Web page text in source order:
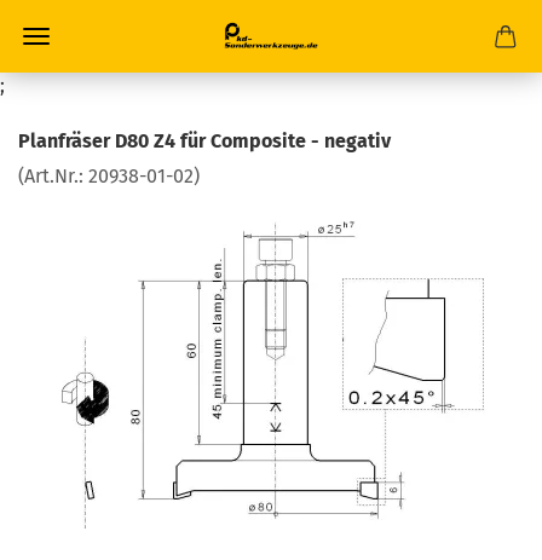
;
Planfräser D80 Z4 für Composite - negativ
(Art.Nr.: 20938-01-02)